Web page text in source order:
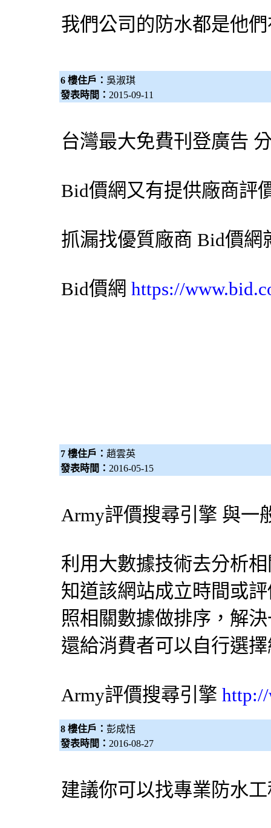
我們公司的防水都是他
6 樓住戶： 吳淑琪
發表時間： 2015-09-11
台灣最大免費刊登廣告
Bid價網 又有提供廠商評
抓漏找優質廠商 Bid價網
Bid價網 https://
7 樓住戶： 趙雲英
發表時間： 2016-05-15
Army評價搜尋引擎 與一
利用大數據技術去分析
知道該網站成立時間或
照相關數據做排序，解
還給消費者可以自行選
Army評價搜尋引擎
8 樓住戶： 彭成恬
發表時間： 2016-08-27
建議你可以找專業 防水